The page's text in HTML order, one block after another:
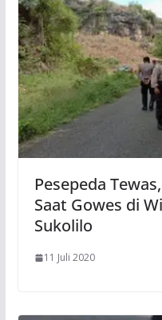
Pesepeda
Saat Gowes di
Sukolilo
11 Juli 2020